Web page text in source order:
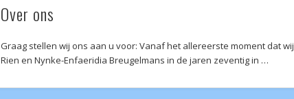
Over ons
Graag stellen wij ons aan u voor: Vanaf het allereerste moment dat wij
Rien en Nynke-Enfaeridia Breugelmans in de jaren zeventig in …